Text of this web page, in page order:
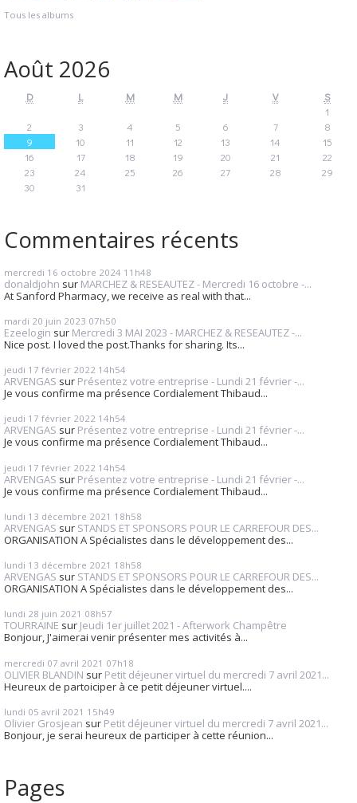
Tous les albums
Août 2026
D L M M J V
S
1
2
3 4 5 6 7
8
9
10 11 12 13 14
15
16
17 18 19 20 21
22
23
24 25 26 27 28
29
30
31
Commentaires récents
mercredi 16 octobre 2024 11h48
donaldjohn sur MARCHEZ & RESEAUTEZ - Mercredi 16 octobre -...
At Sanford Pharmacy, we receive as real with that...
mardi 20 juin 2023 07h50
Ezeelogin sur Mercredi 3 MAI 2023 - MARCHEZ & RESEAUTEZ -...
Nice post. I loved the post.Thanks for sharing. Its...
jeudi 17 février 2022 14h54
ARVENGAS sur Présentez votre entreprise - Lundi 21 février -...
Je vous confirme ma présence Cordialement Thibaud...
jeudi 17 février 2022 14h54
ARVENGAS sur Présentez votre entreprise - Lundi 21 février -...
Je vous confirme ma présence Cordialement Thibaud...
jeudi 17 février 2022 14h54
ARVENGAS sur Présentez votre entreprise - Lundi 21 février -...
Je vous confirme ma présence Cordialement Thibaud...
lundi 13 décembre 2021 18h58
ARVENGAS sur STANDS ET SPONSORS POUR LE CARREFOUR DES...
ORGANISATION A Spécialistes dans le développement des...
lundi 13 décembre 2021 18h58
ARVENGAS sur STANDS ET SPONSORS POUR LE CARREFOUR DES...
ORGANISATION A Spécialistes dans le développement des...
lundi 28 juin 2021 08h57
TOURRAINE sur Jeudi 1er juillet 2021 - Afterwork Champêtre
Bonjour, J'aimerai venir présenter mes activités à...
mercredi 07 avril 2021 07h18
OLIVIER BLANDIN sur Petit déjeuner virtuel du mercredi 7 avril 2021...
Heureux de partoiciper à ce petit déjeuner virtuel....
lundi 05 avril 2021 15h49
Olivier Grosjean sur Petit déjeuner virtuel du mercredi 7 avril 2021...
Bonjour, je serai heureux de participer à cette réunion...
Pages